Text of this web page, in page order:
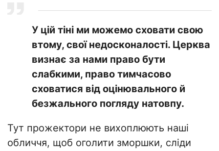
У цій тіні ми можемо сховати свою
втому, свої недосконалості. Церква
визнає за нами право бути
слабкими, право тимчасово
сховатися від оцінювального й
безжального погляду натовпу.
Тут прожектори не вихоплюють наші
обличчя, щоб оголити зморшки, сліди